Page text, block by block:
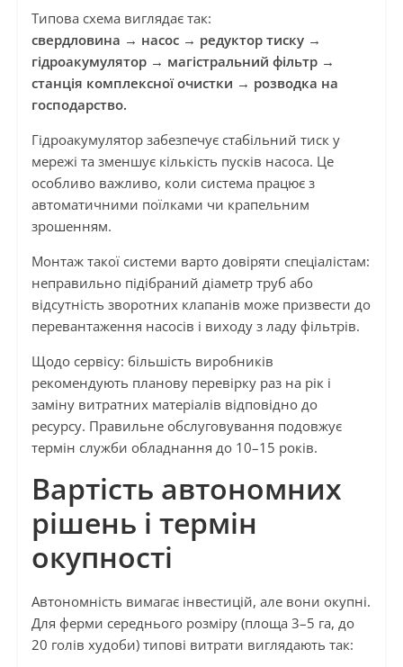
Типова схема виглядає так:
свердловина → насос → редуктор тиску →
гідроакумулятор → магістральний фільтр →
станція комплексної очистки → розводка на
господарство.
Гідроакумулятор забезпечує стабільний тиск у
мережі та зменшує кількість пусків насоса. Це
особливо важливо, коли система працює з
автоматичними поїлками чи крапельним
зрошенням.
Монтаж такої системи варто довіряти спеціалістам:
неправильно підібраний діаметр труб або
відсутність зворотних клапанів може призвести до
перевантаження насосів і виходу з ладу фільтрів.
Щодо сервісу: більшість виробників
рекомендують планову перевірку раз на рік і
заміну витратних матеріалів відповідно до
ресурсу. Правильне обслуговування подовжує
термін служби обладнання до 10–15 років.
Вартість автономних
рішень і термін
окупності
Автономність вимагає інвестицій, але вони окупні.
Для ферми середнього розміру (площа 3–5 га, до
20 голів худоби) типові витрати виглядають так: